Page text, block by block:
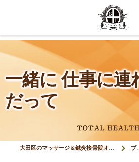
一緒に 仕事に連
だって
大田区のマッサージ＆鍼灸接骨院オリーブ(Olive) ブログ